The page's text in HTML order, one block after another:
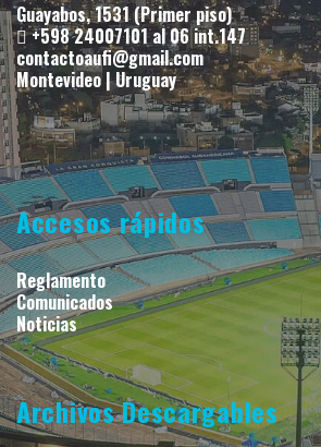
Guayabos, 1531 (Primer piso)
+598 24007101 al 06 int.147
contactoaufi@gmail.com
Montevideo | Uruguay
Accesos rápidos
Reglamento
Comunicados
Noticias
Archivos Descargables